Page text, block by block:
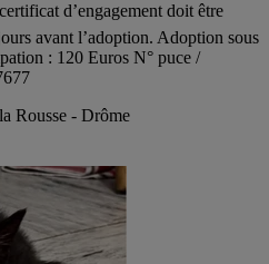
d’engagement doit être
avant l’adoption. Adoption sous
: 120 Euros N° puce /
Rousse - Drôme